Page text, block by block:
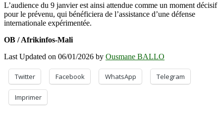
L’audience du 9 janvier est ainsi attendue comme un moment décisif
pour le prévenu, qui bénéficiera de l’assistance d’une défense
internationale expérimentée.
OB / Afrikinfos-Mali
Last Updated on 06/01/2026 by Ousmane BALLO
Twitter Facebook WhatsApp Telegram
Imprimer